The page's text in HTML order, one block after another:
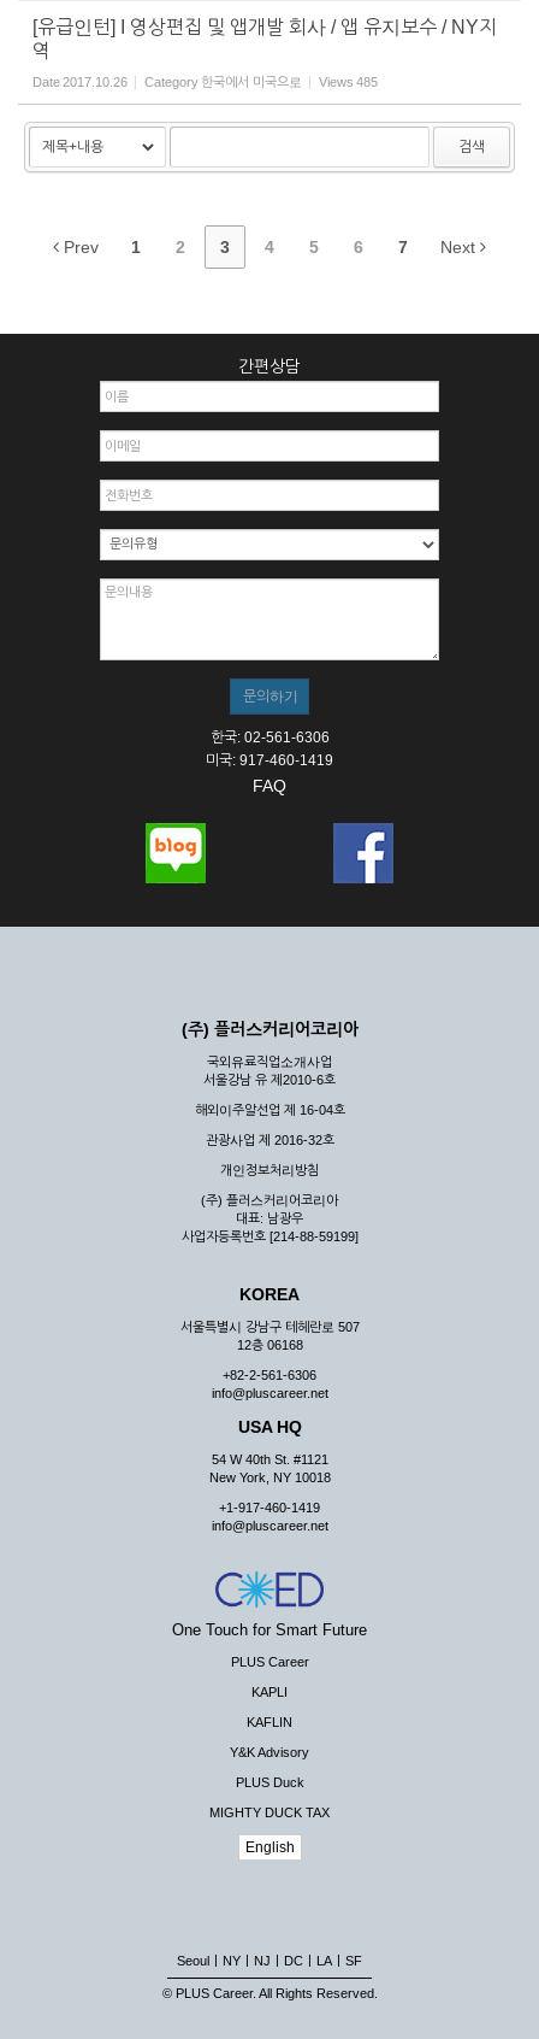
[유급인턴] I 영상편집 및 앱개발 회사 / 앱 유지보수 / NY지
역
Date2017.10.26 Category 한국에서 미국으로 Views 485
검색
Prev 1 2 3 4 5 6 7 Next
간편상담
한국: 02-561-6306
미국: 917-460-1419
FAQ
(주) 플러스커리어코리아
국외유료직업소개사업
서울강남 유 제2010-6호
해외이주알선업 제 16-04호
관광사업 제 2016-32호
개인정보처리방침
(주) 플러스커리어코리아
대표: 남광우
사업자등록번호 [214-88-59199]
KOREA
서울특별시 강남구 테헤란로 507
12층 06168
+82-2-561-6306
info@pluscareer.net
USA HQ
54 W 40th St. #1121
New York, NY 10018
+1-917-460-1419
info@pluscareer.net
One Touch for Smart Future
PLUS Career
KAPLI
KAFLIN
Y&K Advisory
PLUS Duck
MIGHTY DUCK TAX
English
Seoul NY NJ DC LA SF
© PLUS Career. All Rights Reserved.